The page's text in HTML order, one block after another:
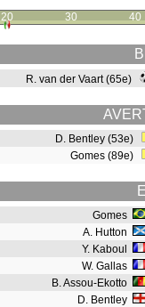
20 30 40
R. van der Vaart (65e)
D. Bentley (53e)
Gomes (89e)
Gomes
A. Hutton
Y. Kaboul
W. Gallas
B. Assou-Ekotto
D. Bentley